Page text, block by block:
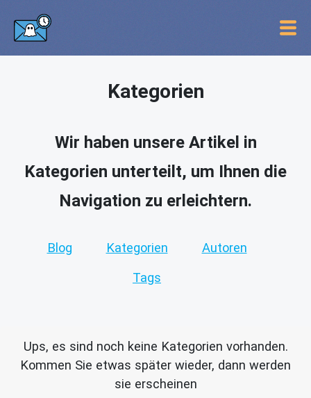
Kategorien
Wir haben unsere Artikel in
Kategorien unterteilt, um Ihnen die
Navigation zu erleichtern.
Blog Kategorien Autoren
Tags